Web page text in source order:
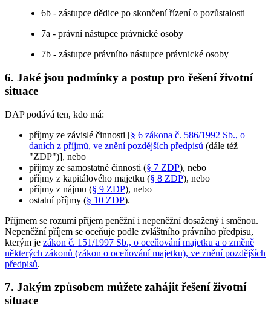
6b - zástupce dědice po skončení řízení o pozůstalosti
7a - právní nástupce právnické osoby
7b - zástupce právního nástupce právnické osoby
6. Jaké jsou podmínky a postup pro řešení životní
situace
DAP podává ten, kdo má:
příjmy ze závislé činnosti [§ 6 zákona č. 586/1992 Sb., o
daních z příjmů, ve znění pozdějších předpisů (dále též
"ZDP")], nebo
příjmy ze samostatné činnosti (§ 7 ZDP), nebo
příjmy z kapitálového majetku (§ 8 ZDP), nebo
příjmy z nájmu (§ 9 ZDP), nebo
ostatní příjmy (§ 10 ZDP).
Příjmem se rozumí příjem peněžní i nepeněžní dosažený i směnou.
Nepeněžní příjem se oceňuje podle zvláštního právního předpisu,
kterým je zákon č. 151/1997 Sb., o oceňování majetku a o změně
některých zákonů (zákon o oceňování majetku), ve znění pozdějších
předpisů.
7. Jakým způsobem můžete zahájit řešení životní
situace